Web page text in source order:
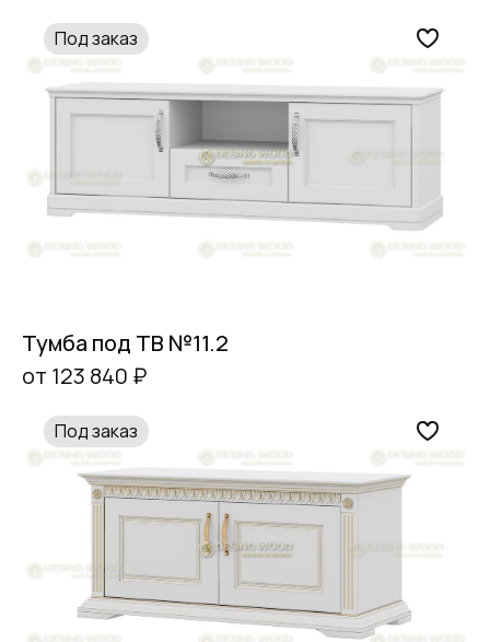
Под заказ
Тумба под ТВ №11.2
от 123 840 ₽
Под заказ